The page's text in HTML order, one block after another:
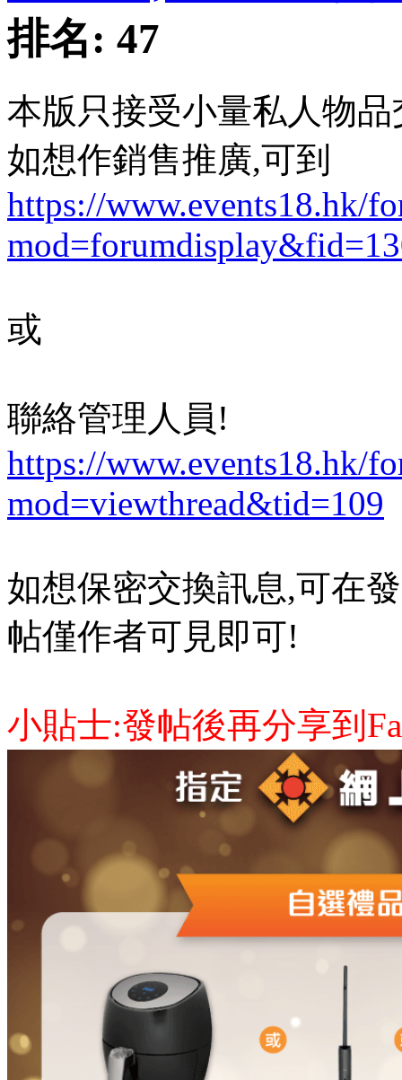
排名: 47
本版只接受小量私人物
如想作銷售推廣,可到
https://www.events18.hk/
或
聯絡管理人員!
https://www.events18.hk/
mod=viewthread&tid=109
如想保密交換訊息,可在
帖僅作者可見即可!
小貼士:發帖後再分享到